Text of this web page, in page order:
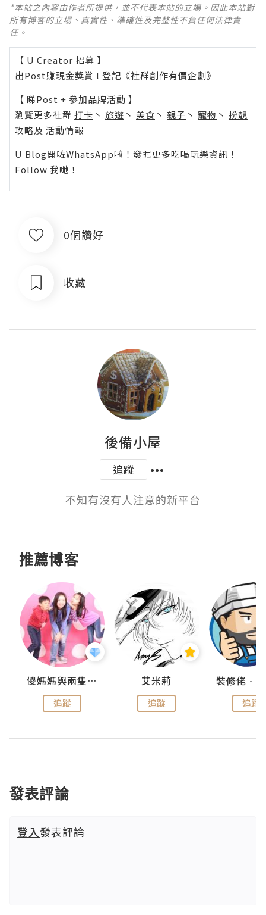
*本站之內容由作者所提供，並不代表本站的立場。因此本站對
所有博客的立場、真實性、準確性及完整性不負任何法律責
任。
【 U Creator 招募 】
出Post賺現金獎賞 l 登記《社群創作有價企劃》
【 睇Post + 參加品牌活動 】
瀏覽更多社群 打卡 丶 旅遊 丶 美食 丶 親子 丶 寵物 丶 扮靚
攻略及 活動情報
U Blog開咗WhatsApp啦！發掘更多吃喝玩樂資訊！
Follow 我哋 ！
0個讚好
收藏
後備小屋
追蹤
不知有沒有人注意的新平台
推薦博客
儍媽媽與兩隻小魔怪之家
追蹤
艾米莉
追蹤 追蹤
發表評論
登入發表評論